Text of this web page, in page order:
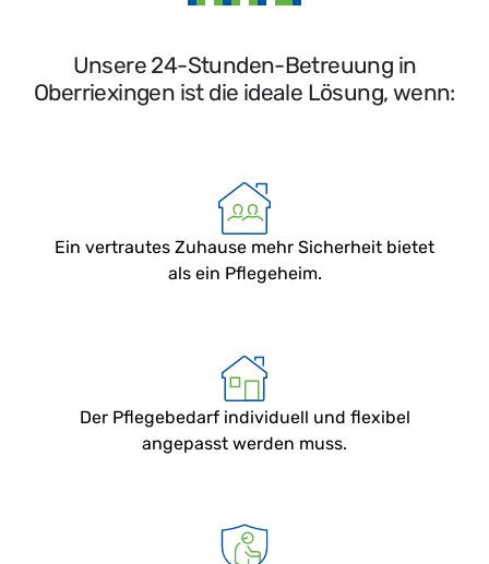
Unsere 24-Stunden-Betreuung in
Oberriexingen ist die ideale Lösung, wenn:
Ein vertrautes Zuhause mehr Sicherheit bietet
als ein Pflegeheim.
Der Pflegebedarf individuell und flexibel
angepasst werden muss.